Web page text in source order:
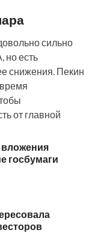
сильно
есть
снижения. Пекин
от главной
госбумаги